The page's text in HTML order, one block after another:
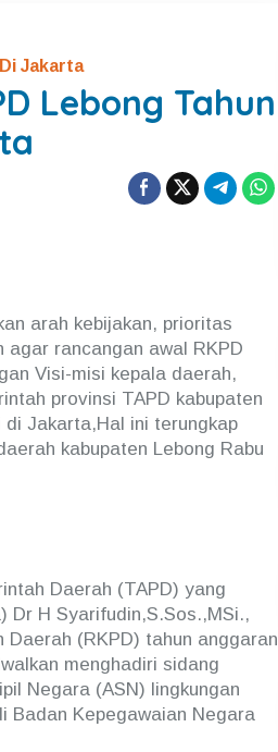
Jakarta
Lebong Tahun
arah kebijakan, prioritas
agar rancangan awal RKPD
Visi-misi kepala daerah,
provinsi TAPD kabupaten
di Jakarta,Hal ini terungkap
kabupaten Lebong Rabu
Daerah (TAPD) yang
Dr H Syarifudin,S.Sos.,MSi.,
(RKPD) tahun anggaran
menghadiri sidang
Negara (ASN) lingkungan
Badan Kepegawaian Negara